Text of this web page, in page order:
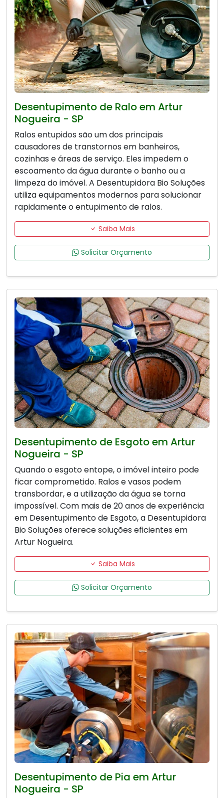
Desentupimento de Ralo em Artur
Nogueira - SP
Ralos entupidos são um dos principais
causadores de transtornos em banheiros,
cozinhas e áreas de serviço. Eles impedem o
escoamento da água durante o banho ou a
limpeza do imóvel. A Desentupidora Bio Soluções
utiliza equipamentos modernos para solucionar
rapidamente o entupimento de ralos.
Saiba Mais
Solicitar Orçamento
Desentupimento de Esgoto em Artur
Nogueira - SP
Quando o esgoto entope, o imóvel inteiro pode
ficar comprometido. Ralos e vasos podem
transbordar, e a utilização da água se torna
impossível. Com mais de 20 anos de experiência
em Desentupimento de Esgoto, a Desentupidora
Bio Soluções oferece soluções eficientes em
Artur Nogueira.
Saiba Mais
Solicitar Orçamento
Desentupimento de Pia em Artur
Nogueira - SP